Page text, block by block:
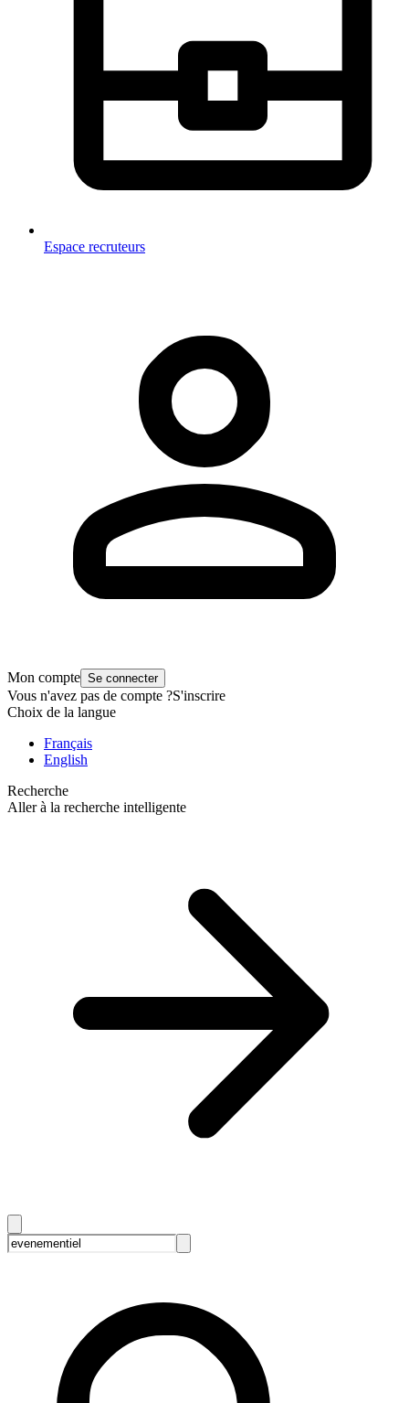
Espace recruteurs
Mon compte Se connecter
Vous n'avez pas de compte ?S'inscrire
Choix de la langue
Français
English
Recherche
Aller à la recherche intelligente